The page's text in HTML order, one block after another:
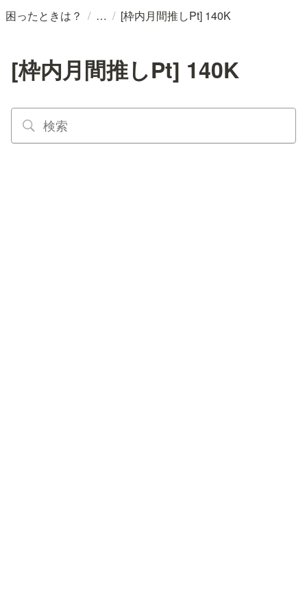
困ったときは？ / / [枠内月間推しPt] 140K
[枠内月間推しPt] 140K